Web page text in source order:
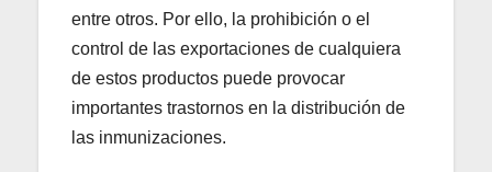
entre otros. Por ello, la prohibición o el
control de las exportaciones de cualquiera
de estos productos puede provocar
importantes trastornos en la distribución de
las inmunizaciones.